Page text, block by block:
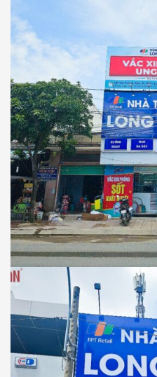
NHÀ THUỐC LONG
Thiết Kế Thi Công
Long Châu Tại Xã
Ninh